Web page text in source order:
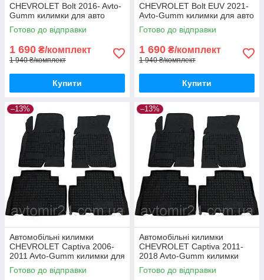
CHEVROLET Bolt 2016- Avto-
Gumm килимки для авто
ШЕВРОЛЕ Болт 2016-
Автогум
Готово до відправки
1 690 ₴/комплект
1 940 ₴/комплект
Купити
CHEVROLET Bolt EUV 2021-
Avto-Gumm килимки для авто
ШЕВРОЛЕ Болт ЕУВ 2021-
Автогум
Готово до відправки
1 690 ₴/комплект
1 940 ₴/комплект
Купити
–13%
Автомобільні килимки
CHEVROLET Captiva 2006-
2011 Avto-Gumm килимки для
авто ШЕВРОЛЕ Каптіва 2006-
2011 Автогум
Готово до відправки
–13%
Автомобільні килимки
CHEVROLET Captiva 2011-
2018 Avto-Gumm килимки
для авто ШЕВРОЛЕ Каптіва
2011-2018 Автогум
Готово до відправки